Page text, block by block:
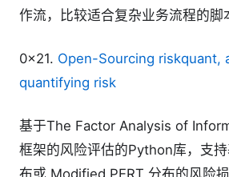
作流，比较适合复杂业务流程的脚
0x21. Open-Sourcing riskquant,
quantifying risk
基于The Factor Analysis of
框架的风险评估的Python库，支
布或 Modified PERT 分布的风险